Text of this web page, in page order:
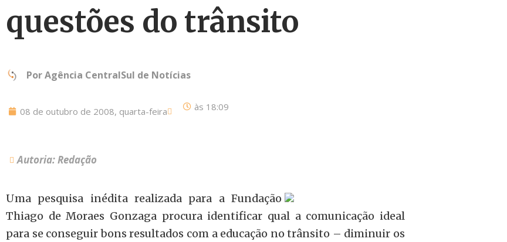
questões do trânsito
PorAgência CentralSul de Notícias
08 de outubro de 2008, quarta-feira às 18:09
Autoria: Redação
Uma pesquisa inédita realizada para a Fundação
Thiago de Moraes Gonzaga procura identificar qual a comunicação ideal
para se conseguir bons resultados com a educação no trânsito – diminuir os